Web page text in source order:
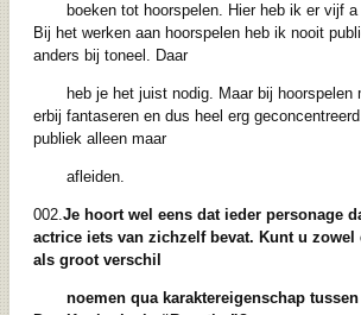
boeken tot hoorspelen. Hier heb ik er vijf a
Bij het werken aan hoorspelen heb ik nooit
anders bij toneel. Daar
heb je het juist nodig. Maar bij hoorspelen
erbij fantaseren en dus heel erg
publiek alleen maar
afleiden.
002.Je hoort wel eens dat ieder personage
actrice iets van zichzelf bevat. Kunt u zowel
als groot verschil
noemen qua karaktereigenschap